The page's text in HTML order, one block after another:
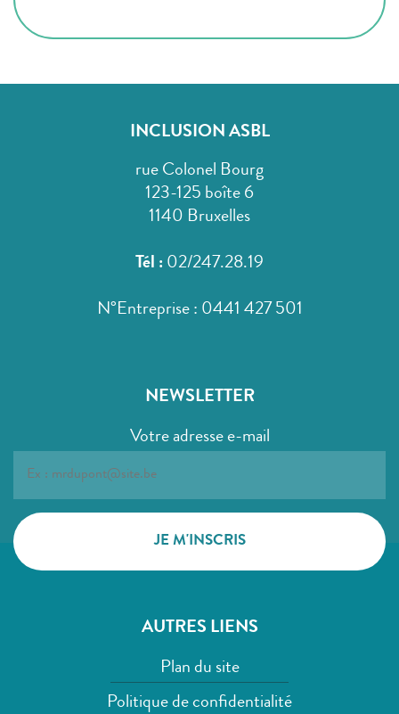
INCLUSION ASBL
rue Colonel Bourg
123-125 boîte 6
1140 Bruxelles
Tél : 02/247.28.19
N°Entreprise : 0441 427 501
NEWSLETTER
Votre adresse e-mail
AUTRES LIENS
Plan du site
Politique de confidentialité